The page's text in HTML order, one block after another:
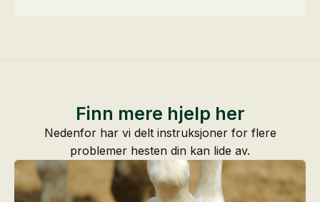
Finn mere hjelp her
Nedenfor har vi delt instruksjoner for flere
problemer hesten din kan lide av.